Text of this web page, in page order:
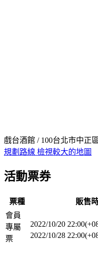
戲台酒館 / 100台北市中正
規劃路線 檢視較大的地圖
活動票券
票種 販售
會員
專屬
票
2022/10/20
2022/10/28